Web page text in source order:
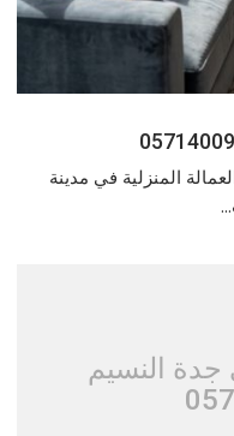
المنزلية في مدينة
النسيم